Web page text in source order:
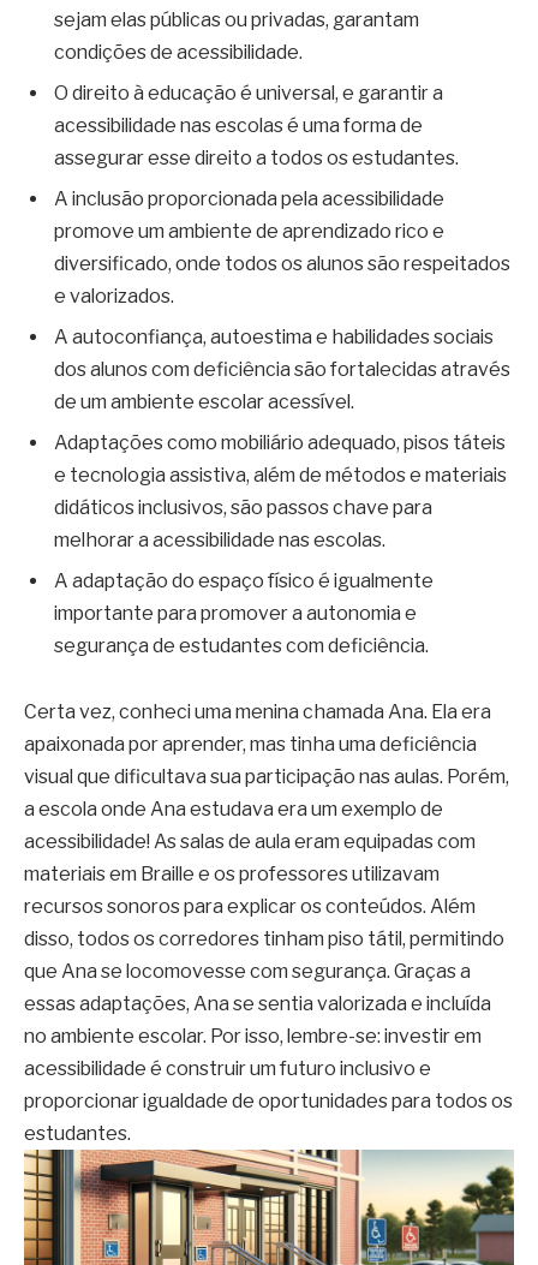
sejam elas públicas ou privadas, garantam
condições de acessibilidade.
O direito à educação é universal, e garantir a
acessibilidade nas escolas é uma forma de
assegurar esse direito a todos os estudantes.
A inclusão proporcionada pela acessibilidade
promove um ambiente de aprendizado rico e
diversificado, onde todos os alunos são respeitados
e valorizados.
A autoconfiança, autoestima e habilidades sociais
dos alunos com deficiência são fortalecidas através
de um ambiente escolar acessível.
Adaptações como mobiliário adequado, pisos táteis
e tecnologia assistiva, além de métodos e materiais
didáticos inclusivos, são passos chave para
melhorar a acessibilidade nas escolas.
A adaptação do espaço físico é igualmente
importante para promover a autonomia e
segurança de estudantes com deficiência.
Certa vez, conheci uma menina chamada Ana. Ela era
apaixonada por aprender, mas tinha uma deficiência
visual que dificultava sua participação nas aulas. Porém,
a escola onde Ana estudava era um exemplo de
acessibilidade! As salas de aula eram equipadas com
materiais em Braille e os professores utilizavam
recursos sonoros para explicar os conteúdos. Além
disso, todos os corredores tinham piso tátil, permitindo
que Ana se locomovesse com segurança. Graças a
essas adaptações, Ana se sentia valorizada e incluída
no ambiente escolar. Por isso, lembre-se: investir em
acessibilidade é construir um futuro inclusivo e
proporcionar igualdade de oportunidades para todos os
estudantes.